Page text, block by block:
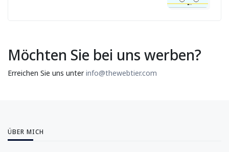
Möchten Sie bei uns werben?
Erreichen Sie uns unterinfo@thewebtier.com
ÜBER MICH